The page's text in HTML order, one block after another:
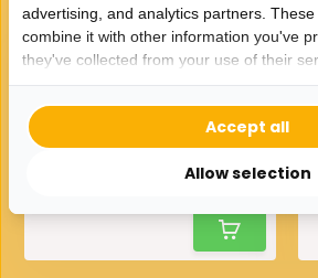
Hanglamp Aura - Metallic
grijs - 8 lichts - Ovaal
advertising, and analytics partners.
combine it with other information you've
they've collected from your use of their
Allow selection
Accept all